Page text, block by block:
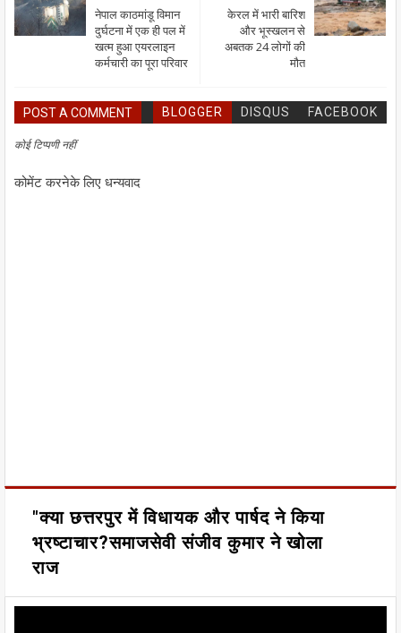
केरल में भारी बारिश
और भूस्खलन से
अबतक 24 लोगों की
मौत
नेपाल काठमांडू विमान
दुर्घटना में एक ही पल में
खत्म हुआ एयरलाइन
कर्मचारी का पूरा परिवार
POST A COMMENT BLOGGER DISQUS FACEBOOK
कोई टिप्पणी नहीं
कोमेंट करनेके लिए धन्यवाद
"क्या छत्तरपुर में विधायक और पार्षद ने किया
भ्रष्टाचार?समाजसेवी संजीव कुमार ने खोला
राज